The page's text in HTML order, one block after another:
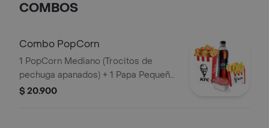
Balde de Salsa 100g
COMBOS
Combo PopCorn
1 PopCorn Mediano (Trocitos de
pechuga apanados) + 1 Papa Pequeña
+ 1 Gaseosa PET 400ml + 1 Blister de
$ 20.900